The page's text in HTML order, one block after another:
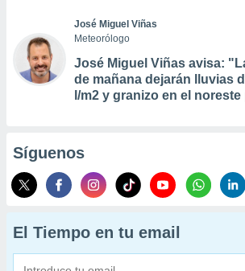
José Miguel Viñas
Meteorólogo
José Miguel Viñas avisa:
de mañana dejarán lluvias
l/m2 y granizo en el
Síguenos
El Tiempo en tu email